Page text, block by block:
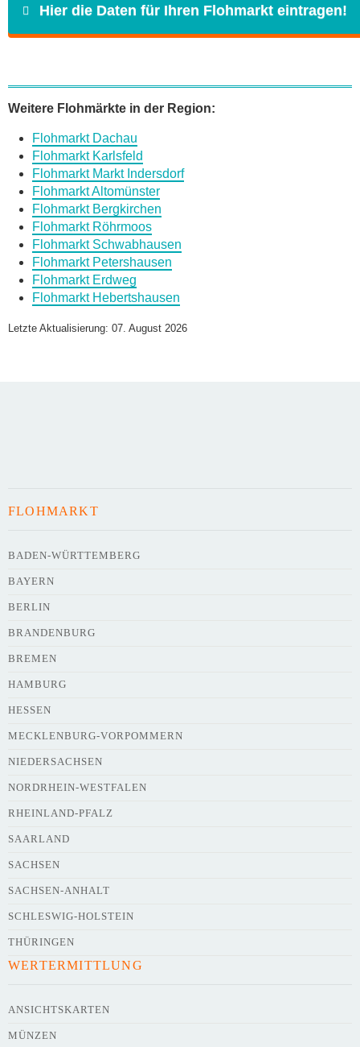
Hier die Daten für Ihren Flohmarkt eintragen!
E-Mail*
Daten des Flohmarkts
Name des Flohmarkts
Webseite
Kurze Beschreibung des Flohmarkts
Kontaktdaten des Veranstalters
Weitere Flohmärkte in der Region:
Flohmarkt Dachau
Flohmarkt Karlsfeld
Flohmarkt Markt Indersdorf
Flohmarkt Altomünster
Flohmarkt Bergkirchen
Flohmarkt Röhrmoos
Flohmarkt Schwabhausen
Flohmarkt Petershausen
Flohmarkt Erdweg
Flohmarkt Hebertshausen
Letzte Aktualisierung: 07. August 2026
FLOHMARKT
BADEN-WÜRTTEMBERG
BAYERN
BERLIN
BRANDENBURG
BREMEN
HAMBURG
HESSEN
MECKLENBURG-VORPOMMERN
NIEDERSACHSEN
NORDRHEIN-WESTFALEN
RHEINLAND-PFALZ
SAARLAND
SACHSEN
SACHSEN-ANHALT
SCHLESWIG-HOLSTEIN
THÜRINGEN
WERTERMITTLUNG
ANSICHTSKARTEN
MÜNZEN